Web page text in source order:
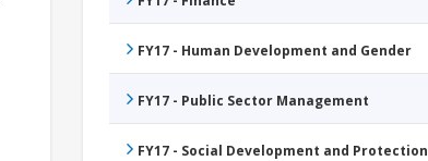
FY17 - Human Development and Gender
FY17 - Public Sector Management
FY17 - Social Development and Protection